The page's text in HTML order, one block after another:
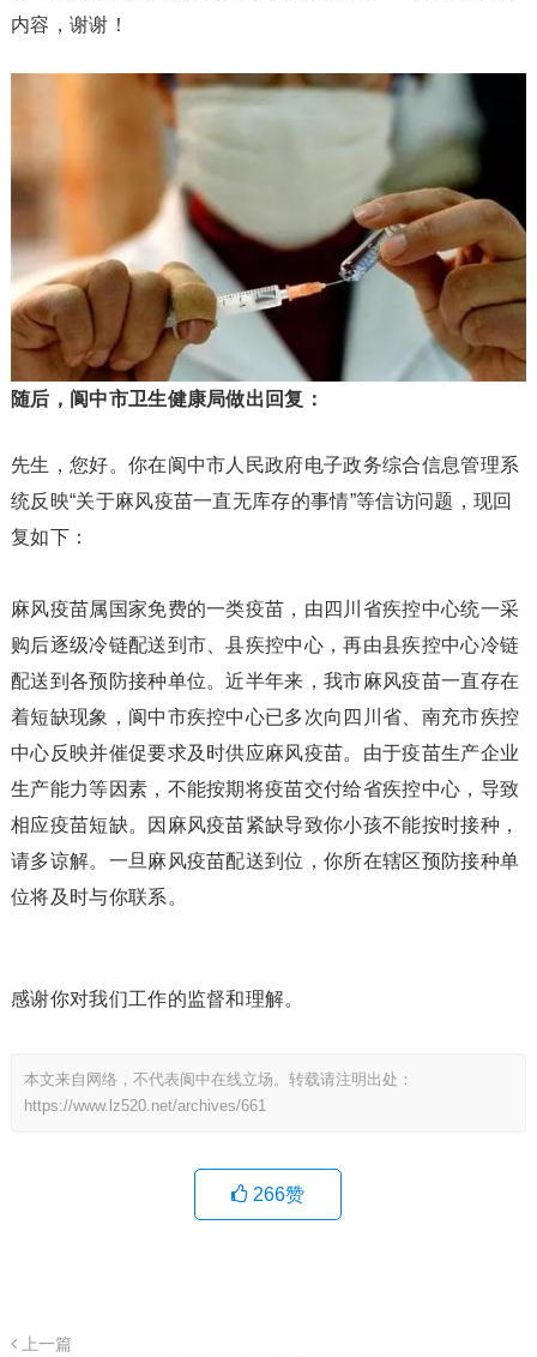
内容，谢谢！
随后，阆中市卫生健康局做出回复：
先生，您好。你在阆中市人民政府电子政务综合信息管理系
统反映“关于麻风疫苗一直无库存的事情”等信访问题，现回
复如下：
麻风疫苗属国家免费的一类疫苗，由四川省疾控中心统一采
购后逐级冷链配送到市、县疾控中心，再由县疾控中心冷链
配送到各预防接种单位。近半年来，我市麻风疫苗一直存在
着短缺现象，阆中市疾控中心已多次向四川省、南充市疾控
中心反映并催促要求及时供应麻风疫苗。由于疫苗生产企业
生产能力等因素，不能按期将疫苗交付给省疾控中心，导致
相应疫苗短缺。因麻风疫苗紧缺导致你小孩不能按时接种，
请多谅解。一旦麻风疫苗配送到位，你所在辖区预防接种单
位将及时与你联系。
感谢你对我们工作的监督和理解。
本文来自网络，不代表阆中在线立场。转载请注明出处：
https://www.lz520.net/archives/661
266赞
上一篇